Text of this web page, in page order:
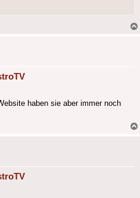
haben sie aber immer noch